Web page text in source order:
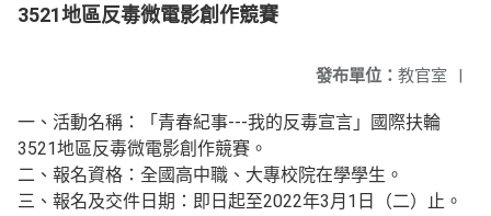
3521地區反毒微電影創作競賽
發布單位： 教官室 |
一、活動名稱：「青春紀事---我的反毒宣言」國際扶輪
3521地區反毒微電影創作競賽。
二、報名資格：全國高中職、大專校院在學學生。
三、報名及交件日期：即日起至2022年3月1日（二）止。